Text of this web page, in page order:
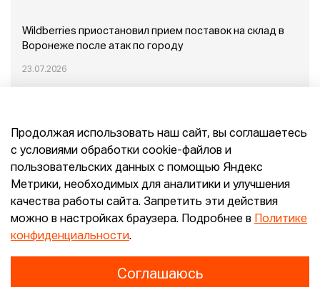
Wildberries приостановил прием поставок на склад в
Воронеже после атак по городу
23.07.2026
Конец эпохи маркетплейсов: прогнозы сооснователя
Mr.Doors Максима Валецкого
26.06.2026
КонфиденциальностьСогласие
Продолжая использовать наш сайт, вы соглашаетесь
с условиями обработки cookie-файлов и
пользовательских данных с помощью Яндекс
Метрики, необходимых для аналитики и улучшения
качества работы сайта. Запретить эти действия
можно в настройках браузера. Подробнее в
Политике
конфиденциальности.
Соглашаюсь